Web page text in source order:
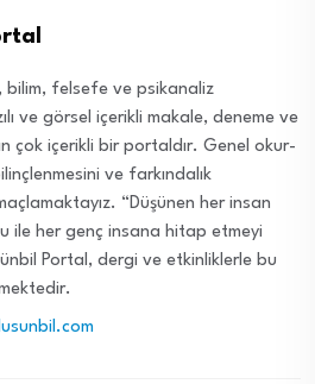
bilim, felsefe ve psikanaliz
ve görsel içerikli makale, deneme ve
çok içerikli bir portaldır. Genel okur-
ve farkındalık
“Düşünen her insan
ile her genç insana hitap etmeyi
Portal, dergi ve etkinliklerle bu